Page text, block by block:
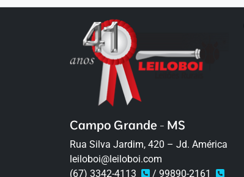
Campo Grande - MS
Rua Silva Jardim, 420 – Jd. América
leiloboi@leiloboi.com
(67) 3342-4113
/ 99890-2161